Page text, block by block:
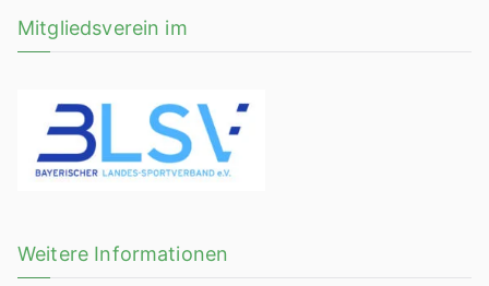
Mitgliedsverein im
Weitere Informationen